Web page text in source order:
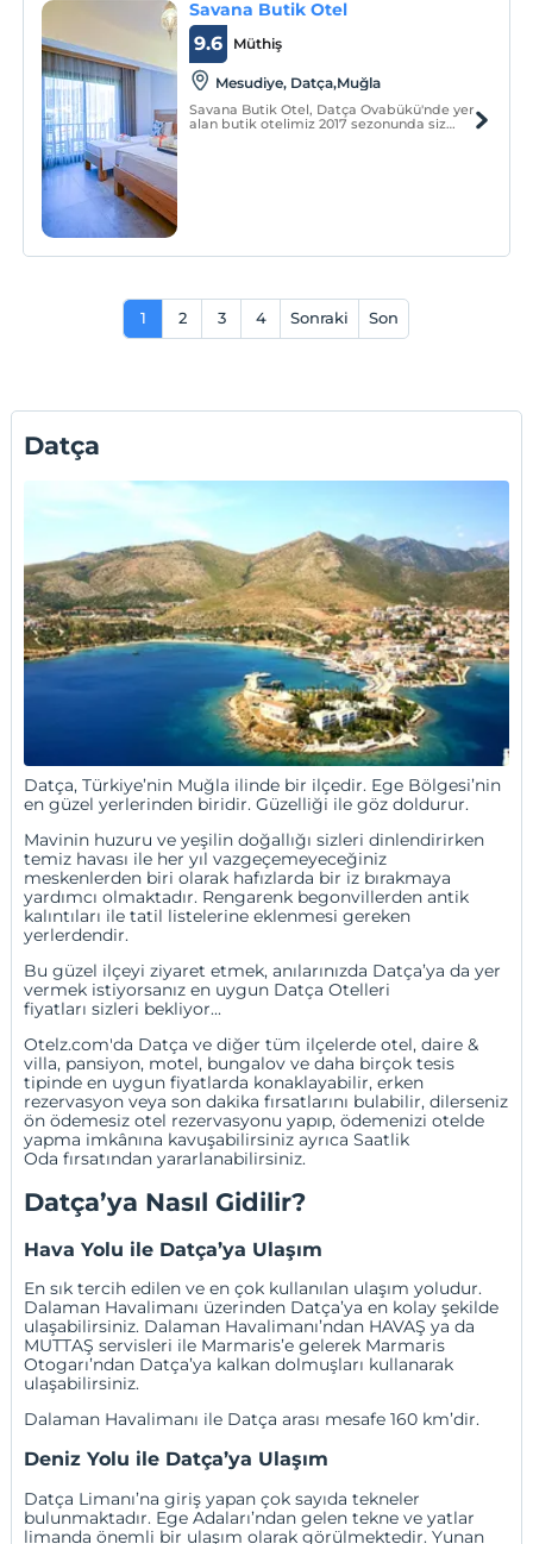
Savana Butik Otel
Müthiş
9.6
Mesudiye, Datça,Muğla
Savana Butik Otel, Datça Ovabükü'nde yer
alan butik otelimiz 2017 sezonunda siz
1 2 3 4 Sonraki Son
Datça
Datça, Türkiye’nin Muğla ilinde bir ilçedir. Ege Bölgesi’nin
en güzel yerlerinden biridir. Güzelliği ile göz doldurur.
Mavinin huzuru ve yeşilin doğallığı sizleri dinlendirirken
temiz havası ile her yıl vazgeçemeyeceğiniz
meskenlerden biri olarak hafızlarda bir iz bırakmaya
yardımcı olmaktadır. Rengarenk begonvillerden antik
kalıntıları ile tatil listelerine eklenmesi gereken
yerlerdendir.
Bu güzel ilçeyi ziyaret etmek, anılarınızda Datça’ya da yer
vermek istiyorsanız en uygun Datça Otelleri
fiyatları sizleri bekliyor...
Otelz.com'da Datça ve diğer tüm ilçelerde otel, daire &
villa, pansiyon, motel, bungalov ve daha birçok tesis
tipinde en uygun fiyatlarda konaklayabilir,erken
rezervasyon veyason dakika fırsatlarını bulabilir, dilerseniz
ön ödemesiz otel rezervasyonu yapıp, ödemenizi otelde
yapma imkânına kavuşabilirsiniz ayrıcaSaatlik
Oda fırsatından yararlanabilirsiniz.
Datça’ya Nasıl Gidilir?
Hava Yolu ile Datça’ya Ulaşım
En sık tercih edilen ve en çok kullanılan ulaşım yoludur.
Dalaman Havalimanı üzerinden Datça’ya en kolay şekilde
ulaşabilirsiniz. Dalaman Havalimanı’ndan HAVAŞ ya da
MUTTAŞ servisleri ile Marmaris’e gelerek Marmaris
Otogarı’ndan Datça’ya kalkan dolmuşları kullanarak
ulaşabilirsiniz.
Dalaman Havalimanı ile Datça arası mesafe 160 km’dir.
Deniz Yolu ile Datça’ya Ulaşım
Datça Limanı’na giriş yapan çok sayıda tekneler
bulunmaktadır. Ege Adaları’ndan gelen tekne ve yatlar
limanda önemli bir ulaşım olarak görülmektedir. Yunan